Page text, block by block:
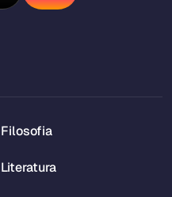
Filosofia
Literatura